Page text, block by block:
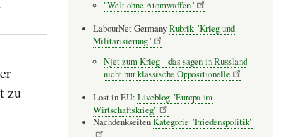
zu
"Welt ohne Atomwaffen"
LabourNet GermanyRubrik "Krieg und
Militarisierung"
Njet zum Krieg – das sagen in Russland
nicht nur klassische Oppositionelle
Lost in EU: Liveblog "Europa im
Wirtschaftskrieg"
NachdenkseitenKategorie "Friedenspolitik"